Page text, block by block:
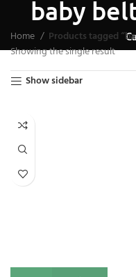
baby
Home
Products tagged
Showing the single result
Show sidebar